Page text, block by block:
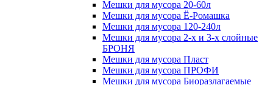
Мешки для мусора 20-60л
Мешки для мусора Ё-Ромашка
Мешки для мусора 120-240л
Мешки для мусора 2-х и 3-х слойные
БРОНЯ
Мешки для мусора Пласт
Мешки для мусора ПРОФИ
Мешки для мусора Биоразлагаемые